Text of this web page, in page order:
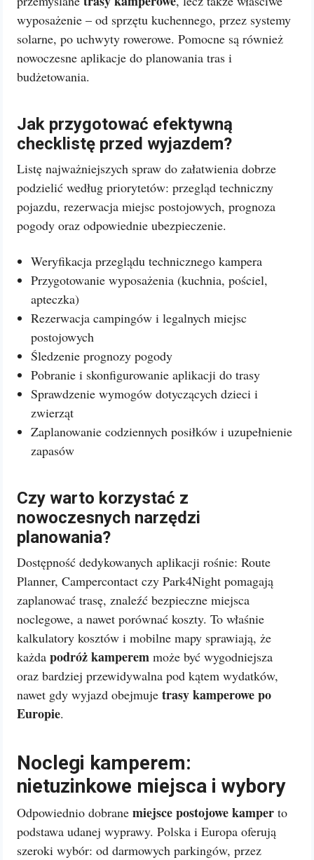
wyposażenie – od sprzętu kuchennego, przez systemy
solarne, po uchwyty rowerowe. Pomocne są również
nowoczesne aplikacje do planowania tras i
budżetowania.
Jak przygotować efektywną
checklistę przed wyjazdem?
Listę najważniejszych spraw do załatwienia dobrze
podzielić według priorytetów: przegląd techniczny
pojazdu, rezerwacja miejsc postojowych, prognoza
pogody oraz odpowiednie ubezpieczenie.
Weryfikacja przeglądu technicznego kampera
Przygotowanie wyposażenia (kuchnia, pościel,
apteczka)
Rezerwacja campingów i legalnych miejsc
postojowych
Śledzenie prognozy pogody
Pobranie i skonfigurowanie aplikacji do trasy
Sprawdzenie wymogów dotyczących dzieci i
zwierząt
Zaplanowanie codziennych posiłków i uzupełnienie
zapasów
Czy warto korzystać z
nowoczesnych narzędzi
planowania?
Dostępność dedykowanych aplikacji rośnie: Route
Planner, Campercontact czy Park4Night pomagają
zaplanować trasę, znaleźć bezpieczne miejsca
noclegowe, a nawet porównać koszty. To właśnie
kalkulatory kosztów i mobilne mapy sprawiają, że
każda podróż kamperem może być wygodniejsza
oraz bardziej przewidywalna pod kątem wydatków,
nawet gdy wyjazd obejmuje trasy kamperowe po
Europie.
Noclegi kamperem:
nietuzinkowe miejsca i wybory
Odpowiednio dobrane miejsce postojowe kamper to
podstawa udanej wyprawy. Polska i Europa oferują
szeroki wybór: od darmowych parkingów, przez